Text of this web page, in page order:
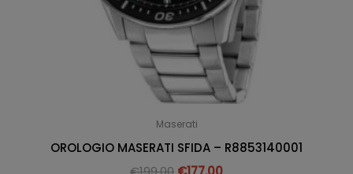
Maserati
OROLOGIO MASERATI SFIDA – R8853140001